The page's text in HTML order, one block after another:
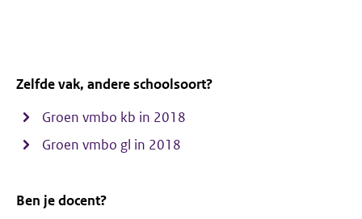
Zelfde vak, andere schoolsoort?
Groen vmbo kb in 2018
Groen vmbo gl in 2018
Ben je docent?